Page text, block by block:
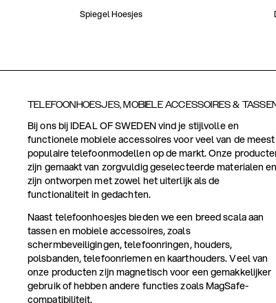
Spiegel Hoesjes
TELEFOONHOESJES, MOBIELE ACCESSOIRES &
Bij ons bij IDEAL OF SWEDEN vind je stijlvolle en
functionele mobiele accessoires voor veel van de meest
populaire telefoonmodellen op de markt. Onze
zijn gemaakt van zorgvuldig geselecteerde materialen en
zijn ontworpen met zowel het uiterlijk als de
functionaliteit in gedachten.
Naast telefoonhoesjes bieden we een breed scala aan
tassen en mobiele accessoires, zoals
schermbeveiligingen, telefoonringen, houders,
polsbanden, telefoonriemen en kaarthouders. Veel van
onze producten zijn magnetisch voor een gemakkelijker
gebruik of hebben andere functies zoals MagSafe-
compatibiliteit.